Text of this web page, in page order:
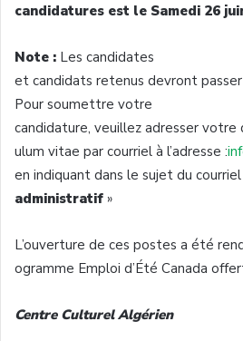
candidatures est le Samedi 26
Note : Les candidates
et candidats retenus devront
Pour soumettre votre
candidature, veuillez adresser
ulum vitae par courriel à l’adresse :
en indiquant dans le sujet du courriel
administratif »
L’ouverture de ces postes a été
ogramme Emploi d’Été Canada
Centre Culturel Algérien